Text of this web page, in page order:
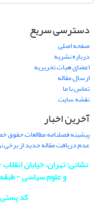
دسترسی سریع
صفحه اصلی
درباره نشریه
اعضای هیات تحریریه
ارسال مقاله
تماس با ما
نقشه سایت
آخرین اخبار
پیشینه فصلنامه مطالعات
عدم دریافت مقاله جدید از برخی
نشانی: تهران، خیابان
و علوم سیاسی - طبقه 4 - دفتر مجله - اتاق
کد پستی: